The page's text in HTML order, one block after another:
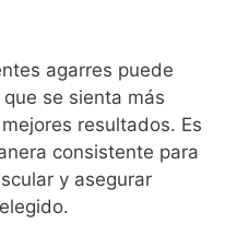
agarres puede
se sienta más
resultados. Es
consistente para
y asegurar